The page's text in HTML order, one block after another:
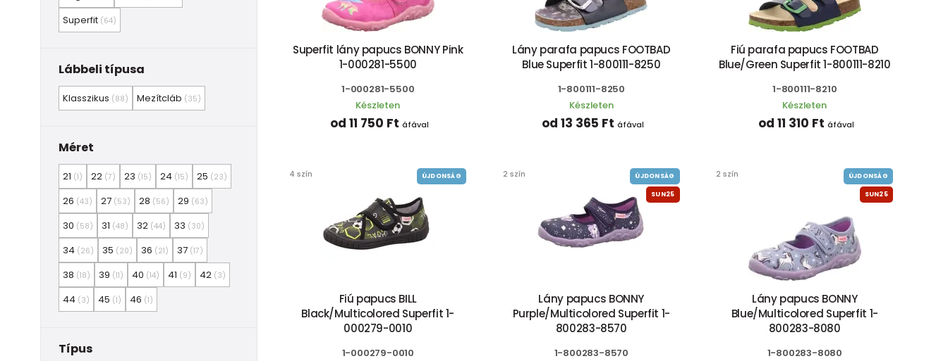
Superfit (64)
Lábbeli típusa
Klasszikus (88) Mezítcláb (35)
Méret
21 (1) 22 (7) 23 (15) 24 (15) 25 (23)
26 (43) 27 (53) 28 (56) 29 (63)
30 (58) 31 (48) 32 (44) 33 (30)
34 (26) 35 (20) 36 (21) 37 (17)
38 (18) 39 (11) 40 (14) 41 (9) 42 (3)
44 (3) 45 (1) 46 (1)
Típus
Superfit lány papucs BONNY Pink
1-000281-5500
1-000281-5500
Készleten
od 11 750 Ft áfával
Lány parafa papucs FOOTBAD
Blue Superfit 1-800111-8250
1-800111-8250
Készleten
od 13 365 Ft áfával
Fiú parafa papucs FOOTBAD
Blue/Green Superfit 1-800111-8210
1-800111-8210
Készleten
od 11 310 Ft áfával
4 szín ÚJDONSÁG
Fiú papucs BILL
Black/Multicolored Superfit 1-
000279-0010
1-000279-0010
2 szín ÚJDONSÁG
SUN25
Lány papucs BONNY
Purple/Multicolored Superfit 1-
800283-8570
1-800283-8570
2 szín ÚJDONSÁG
SUN25
Lány papucs BONNY
Blue/Multicolored Superfit 1-
800283-8080
1-800283-8080